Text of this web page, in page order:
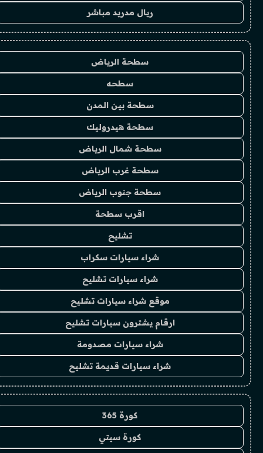
ريال مدريد مباشر
سطحة الرياض
سطحه
سطحة بين المدن
سطحة هيدروليك
سطحة شمال الرياض
سطحة غرب الرياض
سطحة جنوب الرياض
اقرب سطحة
تشليح
شراء سيارات سكراب
شراء سيارات تشليح
موقع شراء سيارات تشليح
ارقام يشترون سيارات تشليح
شراء سيارات مصدومة
شراء سيارات قديمة تشليح
كورة 365
كورة سيتي